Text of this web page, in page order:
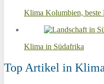
Klima Kolumbien, beste
Klima in Südafrika
Top Artikel in